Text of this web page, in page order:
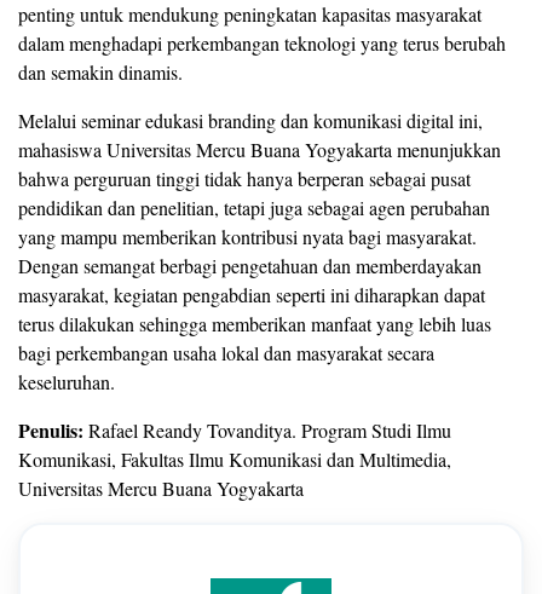
penting untuk mendukung peningkatan kapasitas masyarakat
dalam menghadapi perkembangan teknologi yang terus berubah
dan semakin dinamis.
Melalui seminar edukasi branding dan komunikasi digital ini,
mahasiswa Universitas Mercu Buana Yogyakarta menunjukkan
bahwa perguruan tinggi tidak hanya berperan sebagai pusat
pendidikan dan penelitian, tetapi juga sebagai agen perubahan
yang mampu memberikan kontribusi nyata bagi masyarakat.
Dengan semangat berbagi pengetahuan dan memberdayakan
masyarakat, kegiatan pengabdian seperti ini diharapkan dapat
terus dilakukan sehingga memberikan manfaat yang lebih luas
bagi perkembangan usaha lokal dan masyarakat secara
keseluruhan.
Penulis: Rafael Reandy Tovanditya. Program Studi Ilmu
Komunikasi, Fakultas Ilmu Komunikasi dan Multimedia,
Universitas Mercu Buana Yogyakarta